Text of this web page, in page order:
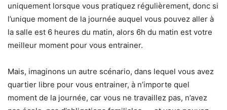
uniquement lorsque vous pratiquez régulièrement, donc si
l’unique moment de la journée auquel vous pouvez aller à
la salle est 6 heures du matin, alors 6h du matin est votre
meilleur moment pour vous entrainer.
Mais, imaginons un autre scénario, dans lequel vous avez
quartier libre pour vous entrainer, à n’importe quel
moment de la journée, car vous ne travaillez pas, n’avez